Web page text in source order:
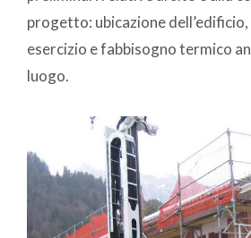
progetto: ubicazione
esercizio e fabbisogno termico
luogo.